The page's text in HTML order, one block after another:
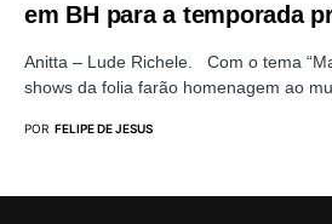
em BH para a temporada
Anitta – Lude Richele. Com o tema
shows da folia farão homenagem ao
POR FELIPE DE JESUS